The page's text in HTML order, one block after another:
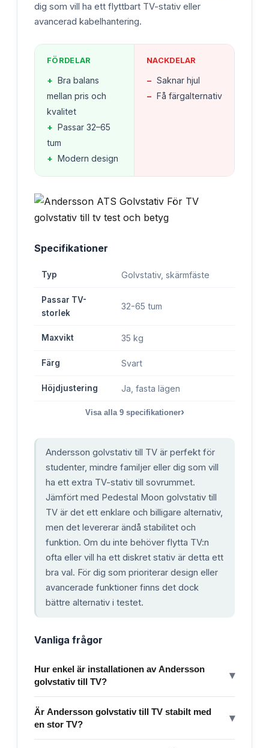
dig som vill ha ett flyttbart TV-stativ eller
avancerad kabelhantering.
FÖRDELAR
+ Bra balans
mellan pris och
kvalitet
+ Passar 32–65
tum
+ Modern design
NACKDELAR
− Saknar hjul
− Få färgalternativ
Specifikationer
Typ Golvstativ, skärmfäste
Passar TV-
storlek
32-65 tum
Maxvikt 35 kg
Färg Svart
Höjdjustering Ja, fasta lägen
Visa alla 9specifikationer›
Andersson golvstativ till TV är perfekt för
studenter, mindre familjer eller dig som vill
ha ett extra TV-stativ till sovrummet.
Jämfört med Pedestal Moon golvstativ till
TV är det ett enklare och billigare alternativ,
men det levererar ändå stabilitet och
funktion. Om du inte behöver flytta TV:n
ofta eller vill ha ett diskret stativ är detta ett
bra val. För dig som prioriterar design eller
avancerade funktioner finns det dock
bättre alternativ i testet.
Vanliga frågor
Hur enkel är installationen av Andersson
golvstativ till TV?
▾
Är Andersson golvstativ till TV stabilt med
en stor TV?
▾